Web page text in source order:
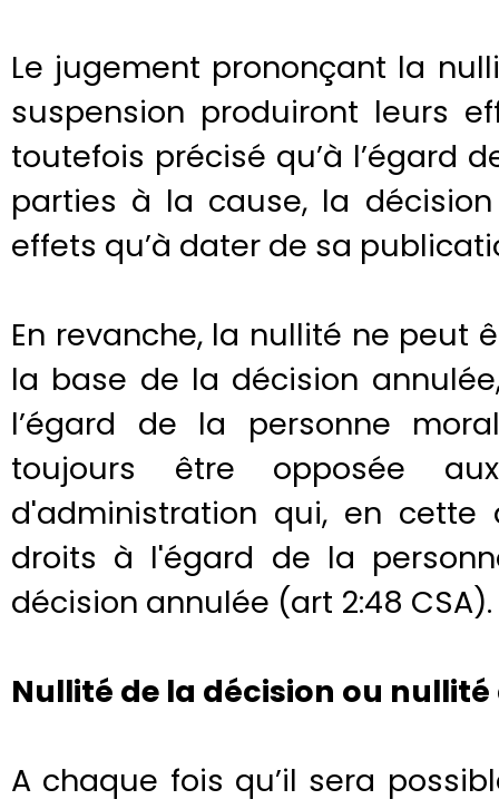
Le jugement prononçant la
suspension produiront leurs
toutefois précisé qu’à l’égard
parties à la cause, la
effets qu’à dater de sa
En revanche, la nullité ne peut
la base de la décision
l’égard de la personne
toujours être opposée
d'administration qui, en
droits à l'égard de la
décision annulée (art 2:48 CSA).
Nullité de la décision ou
A chaque fois qu’il sera